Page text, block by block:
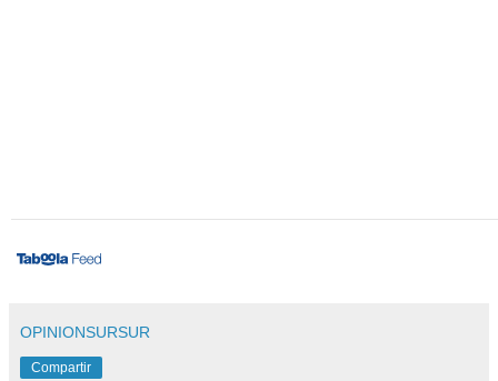
OPINIONSURSUR
Compartir